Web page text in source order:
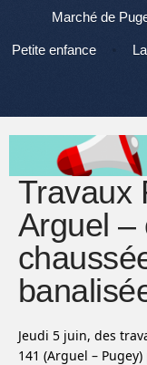
Marché de
Petite enfance
Travaux
Arguel –
Jeudi 5 juin, des
141 (Arguel –